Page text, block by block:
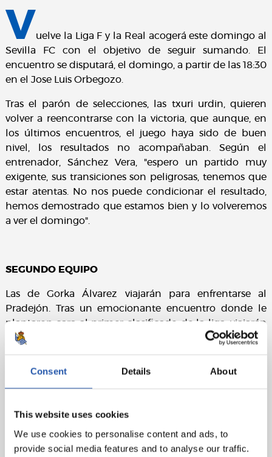
Consent Details About
This website uses cookies
We use cookies to personalise content and ads, to
provide social media features and to analyse our traffic.
Vuelve la Liga F y la Real acogerá este domingo al
Sevilla FC con el objetivo de seguir sumando. El
encuentro se disputará, el domingo, a partir de las 18:30
en el Jose Luis Orbegozo.
Tras el parón de selecciones, las txuri urdin, quieren
volver a reencontrarse con la victoria, que aunque, en
los últimos encuentros, el juego haya sido de buen
nivel, los resultados no acompañaban. Según el
entrenador, Sánchez Vera, "espero un partido muy
exigente, sus transiciones son peligrosas, tenemos que
estar atentas. No nos puede condicionar el resultado,
hemos demostrado que estamos bien y lo volveremos
a ver el domingo".
SEGUNDO EQUIPO
Las de Gorka Álvarez viajarán para enfrentarse al
Pradejón. Tras un emocionante encuentro donde le
plantaron cara al primer clasificado de la liga, viajarán
con el objetivo de sumar de a tres.